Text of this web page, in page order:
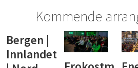
Kommende
Bergen |
Innlandet